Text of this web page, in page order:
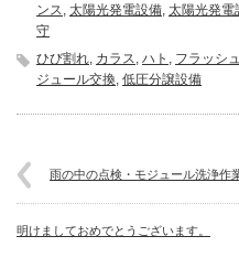
ンス, 太陽光発電設備, 太陽光発電
守
ひび割れ, カラス, ハト , フラッシ
ジュール交換, 低圧分譲設備
雨の中の点検・モジュール洗浄
明けましておめでとうございます。